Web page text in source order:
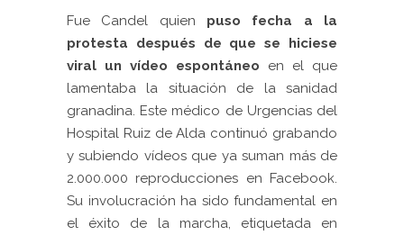
Fue Candel quien puso fecha a la
protesta después de que se hiciese
viral un vídeo espontáneo en el que
lamentaba la situación de la sanidad
granadina. Este médico de Urgencias del
Hospital Ruiz de Alda continuó grabando
y subiendo vídeos que ya suman más de
2.000.000 reproducciones en Facebook.
Su involucración ha sido fundamental en
el éxito de la marcha, etiquetada en